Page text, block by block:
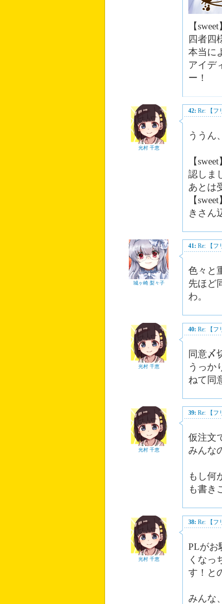
【
四者四
本当に
アイデ
ー！
光村 千恵
42: Re: 【フ
ううん
【
認しま
あとは
【
きさん
城ヶ崎 梨々子
41: Re: 【フ
色々と
先ほど
わ。
光村 千恵
40: Re: 【フ
同意〆
うっか
ねて同
光村 千恵
39: Re: 【フ
仮注文
みんな
もし何
も書き
光村 千恵
38: Re: 【フ
PLがお
くなっ
す！と
みんな